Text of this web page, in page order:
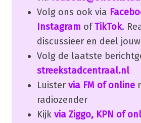
Volg ons ook via
Instagram ofTikTok.
discussieer en deel
Volg de laatste
streekstadcentraal.nl
Luister via FM of online
radiozender
Kijk via Ziggo, KPN of